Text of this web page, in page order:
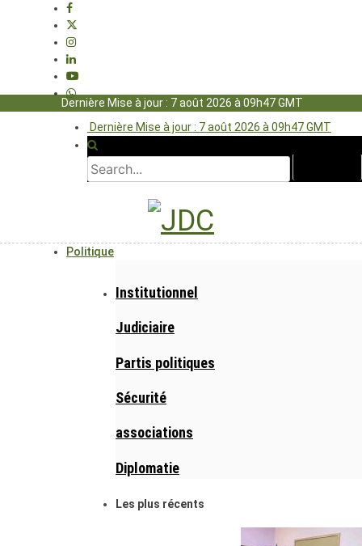
Dernière Mise à jour : 7 août 2026 à 09h47 GMT
Dernière Mise à jour : 7 août 2026 à 09h47 GMT
Politique
Institutionnel
Judiciaire
Partis politiques
Sécurité
associations
Diplomatie
Les plus récents